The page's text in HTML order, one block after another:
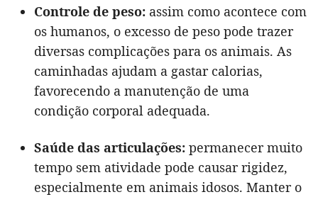
Controle de peso: assim como acontece com
os humanos, o excesso de peso pode trazer
diversas complicações para os animais. As
caminhadas ajudam a gastar calorias,
favorecendo a manutenção de uma
condição corporal adequada.
Saúde das articulações: permanecer muito
tempo sem atividade pode causar rigidez,
especialmente em animais idosos. Manter o